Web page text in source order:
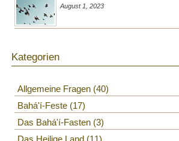
August 1, 2023
Kategorien
Allgemeine Fragen 40
Bahá'í-Feste 17
Das Bahá'í-Fasten 3
Das Heilige Land 11